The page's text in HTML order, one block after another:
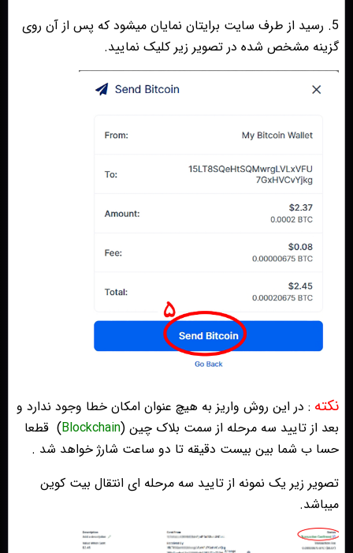
5. رسید از طرف سایت برایتان نمایان میشود که پس از آن روی
گزینه مشخص شده در تصویر زیر کلیک نمایید.
نکته : در این روش واریز به هیچ عنوان امکان خطا وجود ندارد و
بعد از تایید سه مرحله از سمت بلاک چین (Blockchain
) قطعا
حسا ب شما بین بیست دقیقه تا دو ساعت شارژ خواهد شد .
تصویر زیر یک نمونه از تایید سه مرحله ای انتقال بیت کوین
میباشد.